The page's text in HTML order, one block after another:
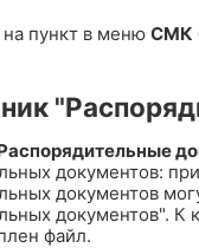
пункт в меню СМК
документов:
документов
документов".
файл.